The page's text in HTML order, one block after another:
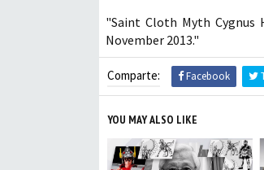
"Saint Cloth Myth Cygnus
November 2013."
Comparte: Facebook
YOU MAY ALSO LIKE